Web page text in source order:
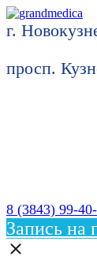
г.
просп.
8 (3843) 99-
Запись на